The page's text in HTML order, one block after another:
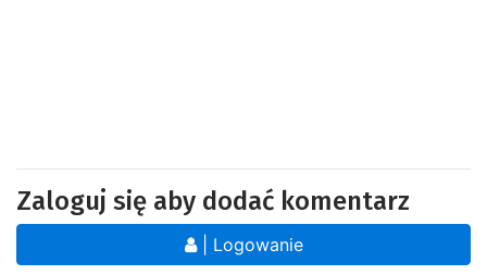
Zaloguj się aby dodać komentarz
| Logowanie